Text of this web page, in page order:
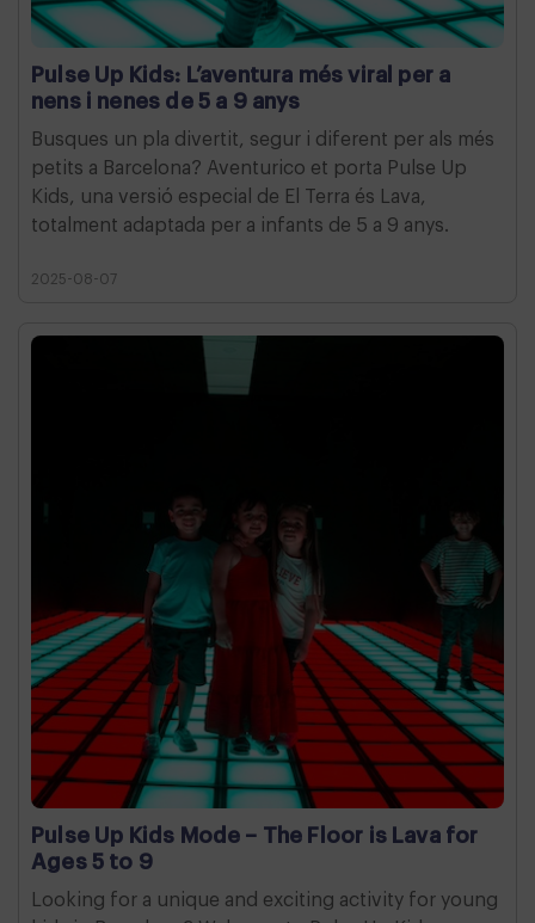
Pulse Up Kids: L’aventura més viral per a
nens i nenes de 5 a 9 anys
Busques un pla divertit, segur i diferent per als més
petits a Barcelona? Aventurico et porta Pulse Up
Kids, una versió especial de El Terra és Lava,
totalment adaptada per a infants de 5 a 9 anys.
2025-08-07
Pulse Up Kids Mode – The Floor is Lava for
Ages 5 to 9
Looking for a unique and exciting activity for young